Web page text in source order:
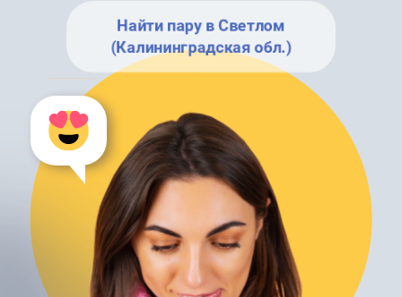
Найти пару в Светлом
(Калининградская обл.)